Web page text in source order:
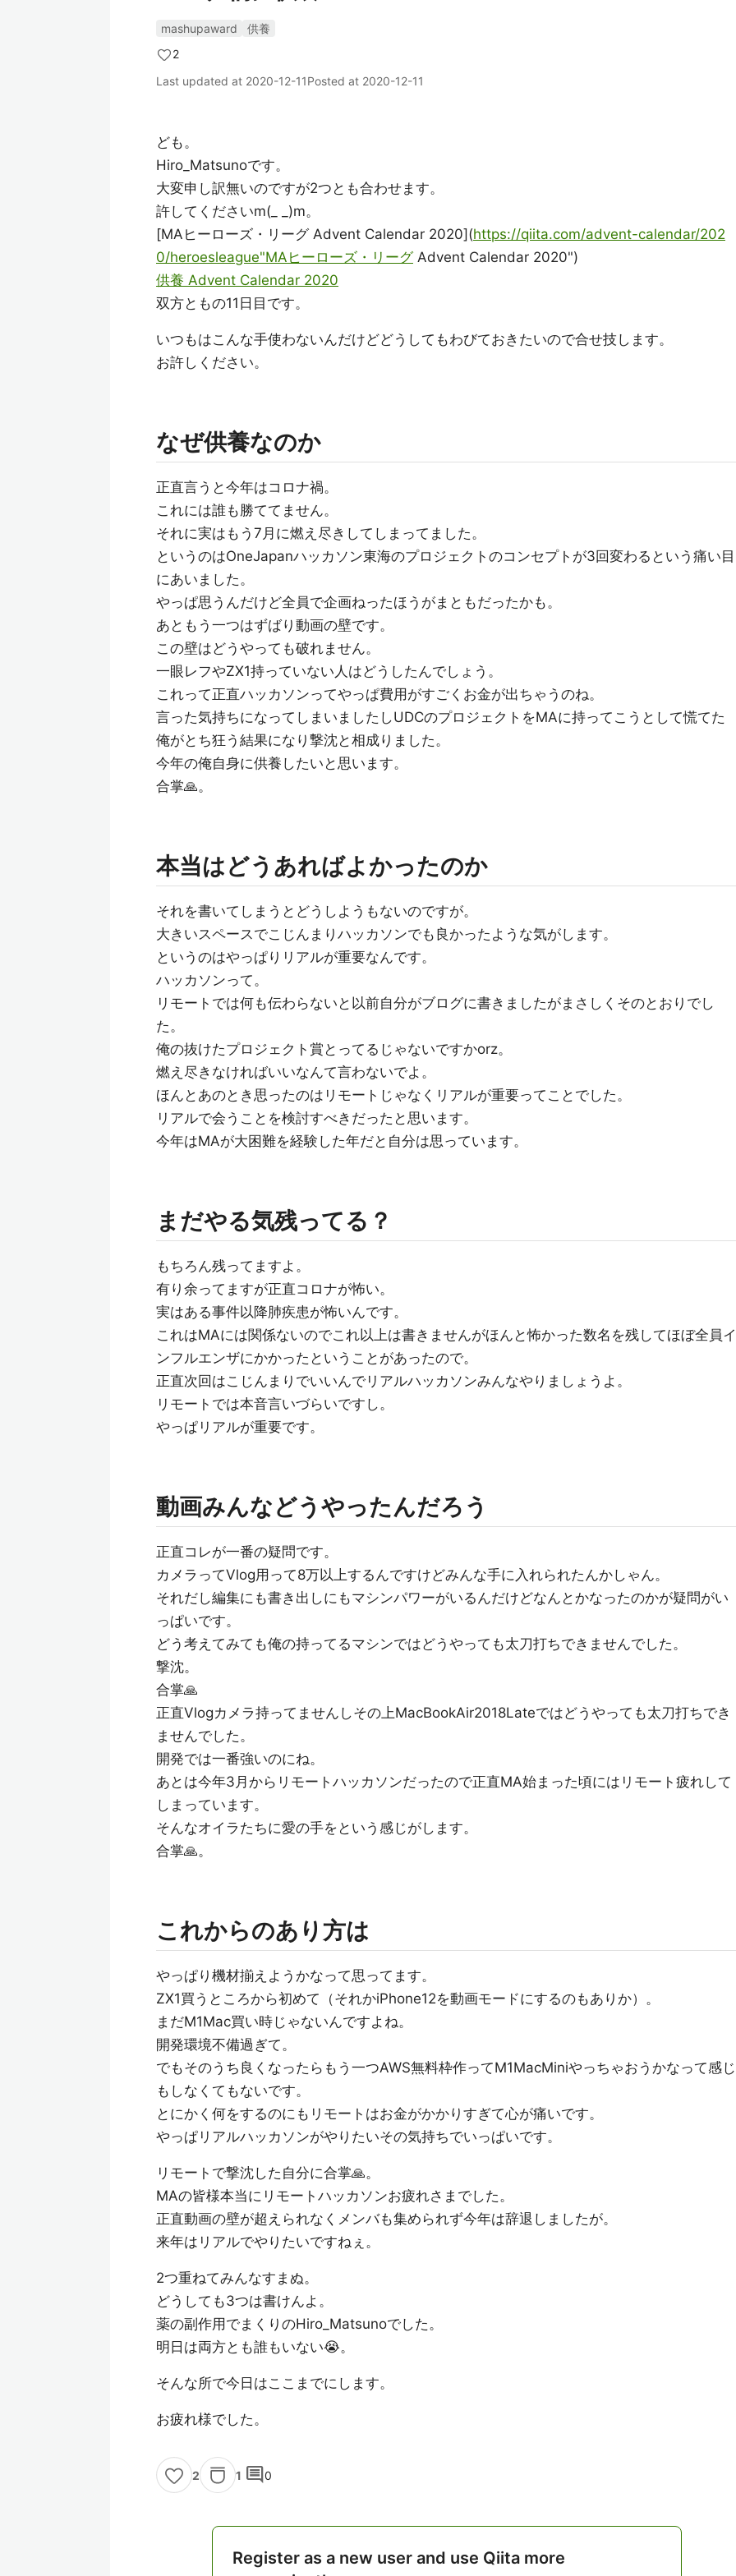
mashupaward
供養
2
Last updated at 2020-12-11Posted at 2020-12-11
ども。
Hiro_Matsunoです。
大変申し訳無いのですが2つとも合わせます。
許してくださいm(_ _)m。
[MAヒーローズ・リーグ Advent Calendar 2020](https://qiita.com/advent-calendar/202
0/heroesleague"MAヒーローズ・リーグAdvent Calendar 2020")
供養 Advent Calendar 2020
双方ともの11日目です。
いつもはこんな手使わないんだけどどうしてもわびておきたいので合せ技します。
お許しください。
なぜ供養なのか
正直言うと今年はコロナ禍。
これには誰も勝ててません。
それに実はもう7月に燃え尽きしてしまってました。
というのはOneJapanハッカソン東海のプロジェクトのコンセプトが3回変わるという痛い目
にあいました。
やっぱ思うんだけど全員で企画ねったほうがまともだったかも。
あともう一つはずばり動画の壁です。
この壁はどうやっても破れません。
一眼レフやZX1持っていない人はどうしたんでしょう。
これって正直ハッカソンってやっぱ費用がすごくお金が出ちゃうのね。
言った気持ちになってしまいましたしUDCのプロジェクトをMAに持ってこうとして慌てた
俺がとち狂う結果になり撃沈と相成りました。
今年の俺自身に供養したいと思います。
合掌🙏。
本当はどうあればよかったのか
それを書いてしまうとどうしようもないのですが。
大きいスペースでこじんまりハッカソンでも良かったような気がします。
というのはやっぱりリアルが重要なんです。
ハッカソンって。
リモートでは何も伝わらないと以前自分がブログに書きましたがまさしくそのとおりでし
た。
俺の抜けたプロジェクト賞とってるじゃないですかorz。
燃え尽きなければいいなんて言わないでよ。
ほんとあのとき思ったのはリモートじゃなくリアルが重要ってことでした。
リアルで会うことを検討すべきだったと思います。
今年はMAが大困難を経験した年だと自分は思っています。
まだやる気残ってる？
もちろん残ってますよ。
有り余ってますが正直コロナが怖い。
実はある事件以降肺疾患が怖いんです。
これはMAには関係ないのでこれ以上は書きませんがほんと怖かった数名を残してほぼ全員イ
ンフルエンザにかかったということがあったので。
正直次回はこじんまりでいいんでリアルハッカソンみんなやりましょうよ。
リモートでは本音言いづらいですし。
やっぱリアルが重要です。
動画みんなどうやったんだろう
正直コレが一番の疑問です。
カメラってVlog用って8万以上するんですけどみんな手に入れられたんかしゃん。
それだし編集にも書き出しにもマシンパワーがいるんだけどなんとかなったのかが疑問がい
っぱいです。
どう考えてみても俺の持ってるマシンではどうやっても太刀打ちできませんでした。
撃沈。
合掌🙏
正直Vlogカメラ持ってませんしその上MacBookAir2018Lateではどうやっても太刀打ちでき
ませんでした。
開発では一番強いのにね。
あとは今年3月からリモートハッカソンだったので正直MA始まった頃にはリモート疲れして
しまっています。
そんなオイラたちに愛の手をという感じがします。
合掌🙏。
これからのあり方は
やっぱり機材揃えようかなって思ってます。
ZX1買うところから初めて（それかiPhone12を動画モードにするのもありか）。
まだM1Mac買い時じゃないんですよね。
開発環境不備過ぎて。
でもそのうち良くなったらもう一つAWS無料枠作ってM1MacMiniやっちゃおうかなって感じ
もしなくてもないです。
とにかく何をするのにもリモートはお金がかかりすぎて心が痛いです。
やっぱリアルハッカソンがやりたいその気持ちでいっぱいです。
リモートで撃沈した自分に合掌🙏。
MAの皆様本当にリモートハッカソンお疲れさまでした。
正直動画の壁が超えられなくメンバも集められず今年は辞退しましたが。
来年はリアルでやりたいですねぇ。
2つ重ねてみんなすまぬ。
どうしても3つは書けんよ。
薬の副作用でまくりのHiro_Matsunoでした。
明日は両方とも誰もいない😭。
そんな所で今日はここまでにします。
お疲れ様でした。
2 1 comment0
Register as a new user and use Qiita more